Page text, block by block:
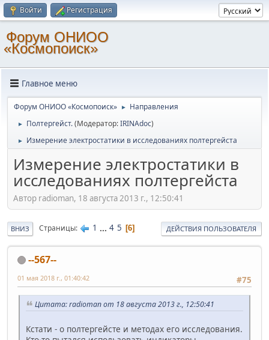
Войти Регистрация
Форум ОНИОО
«Космопоиск»
Главное меню
Форум ОНИОО «Космопоиск» ► Направления
► Полтергейст.(Модератор:IRINAdoc)
► Измерение электростатики в исследованиях полтергейста
Измерение электростатики в
исследованиях полтергейста
Автор radioman, 18 августа 2013 г., 12:50:41
ВНИЗ Страницы 1 ... 4 5 6 ДЕЙСТВИЯ ПОЛЬЗОВАТЕЛЯ
--567--
#75
01 мая 2018 г., 01:40:42
Цитата: radioman от 18 августа 2013 г., 12:50:41
Кстати - о полтергейсте и методах его исследования.